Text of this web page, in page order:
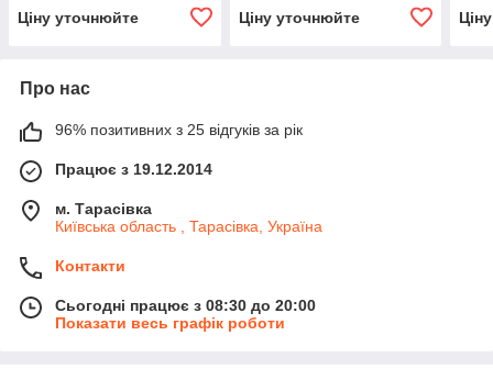
Ціну уточнюйте
Ціну уточнюйте
Про нас
96% позитивних з 25 відгуків за рік
Працює з 19.12.2014
м. Тарасівка
Київська область , Тарасівка, Україна
Контакти
Сьогодні працює з 08:30 до 20:00
Показати весь графік роботи